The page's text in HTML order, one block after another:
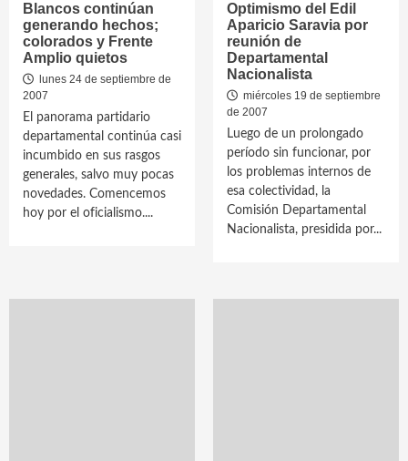
Blancos continúan
generando hechos;
colorados y Frente
Amplio quietos
lunes 24 de septiembre de
2007
El panorama partidario
departamental continúa casi
incumbido en sus rasgos
generales, salvo muy pocas
novedades. Comencemos
hoy por el oficialismo....
Optimismo del Edil
Aparicio Saravia por
reunión de
Departamental
Nacionalista
miércoles 19 de septiembre
de 2007
Luego de un prolongado
período sin funcionar, por
los problemas internos de
esa colectividad, la
Comisión Departamental
Nacionalista, presidida por...